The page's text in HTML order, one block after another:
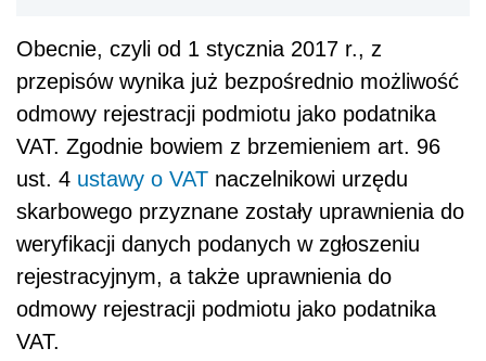
Obecnie, czyli od 1 stycznia 2017 r., z
przepisów wynika już bezpośrednio możliwość
odmowy rejestracji podmiotu jako podatnika
VAT. Zgodnie bowiem z brzemieniem art. 96
ust. 4 ustawy o VAT naczelnikowi urzędu
skarbowego przyznane zostały uprawnienia do
weryfikacji danych podanych w zgłoszeniu
rejestracyjnym, a także uprawnienia do
odmowy rejestracji podmiotu jako podatnika
VAT.